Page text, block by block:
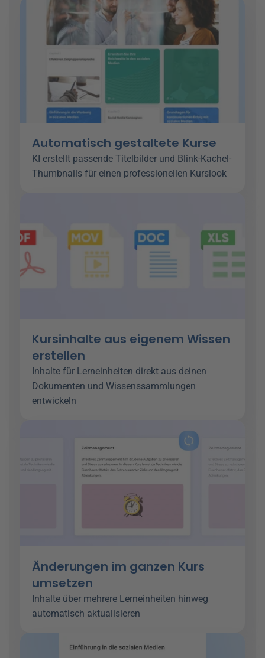
Automatisch gestaltete Kurse
KI erstellt passende Titelbilder und Blink-Kachel-
Thumbnails für einen professionellen Kurslook
Kursinhalte aus eigenem Wissen
erstellen
Inhalte für Lerneinheiten direkt aus deinen
Dokumenten und Wissenssammlungen
entwickeln
Änderungen im ganzen Kurs
umsetzen
Inhalte über mehrere Lerneinheiten hinweg
automatisch aktualisieren